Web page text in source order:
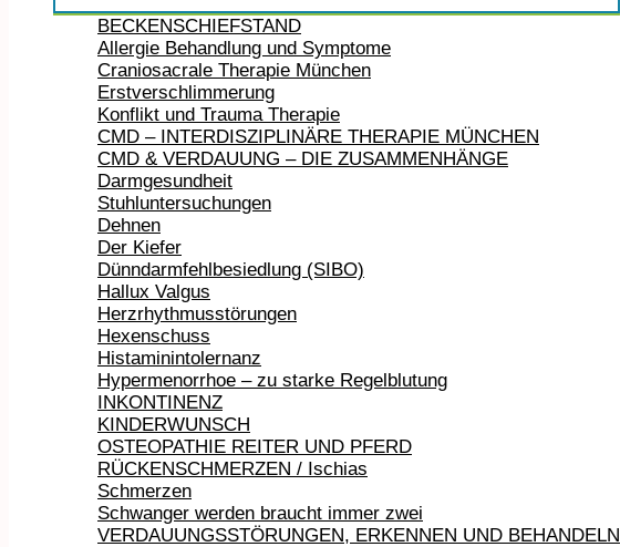
BECKENSCHIEFSTAND
Allergie Behandlung und Symptome
Craniosacrale Therapie München
Erstverschlimmerung
Konflikt und Trauma Therapie
CMD – INTERDISZIPLINÄRE THERAPIE MÜNCHEN
CMD & VERDAUUNG – DIE ZUSAMMENHÄNGE
Darmgesundheit
Stuhluntersuchungen
Dehnen
Der Kiefer
Dünndarmfehlbesiedlung (SIBO)
Hallux Valgus
Herzrhythmusstörungen
Hexenschuss
Histaminintolernanz
Hypermenorrhoe – zu starke Regelblutung
INKONTINENZ
KINDERWUNSCH
OSTEOPATHIE REITER UND PFERD
RÜCKENSCHMERZEN / Ischias
Schmerzen
Schwanger werden braucht immer zwei
VERDAUUNGSSTÖRUNGEN, ERKENNEN UND BEHANDELN